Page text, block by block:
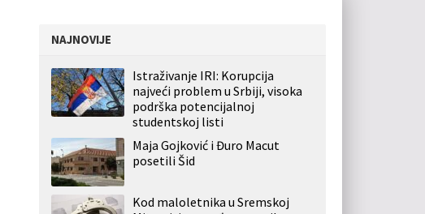
NAJNOVIJE
Istraživanje IRI: Korupcija
najveći problem u Srbiji, visoka
podrška potencijalnoj
studentskoj listi
Maja Gojković i Đuro Macut
posetili Šid
Kod maloletnika u Sremskoj